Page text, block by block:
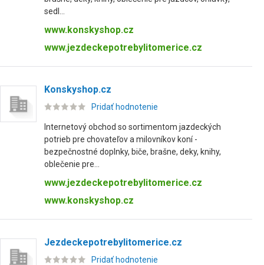
sedl...
www.konskyshop.cz
www.jezdeckepotrebylitomerice.cz
Konskyshop.cz
Pridať hodnotenie
Internetový obchod so sortimentom jazdeckých
potrieb pre chovateľov a milovníkov koní -
bezpečnostné doplnky, biče, brašne, deky, knihy,
oblečenie pre...
www.jezdeckepotrebylitomerice.cz
www.konskyshop.cz
Jezdeckepotrebylitomerice.cz
Pridať hodnotenie